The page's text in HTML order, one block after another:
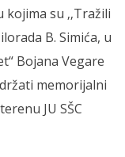
su ‚‚Tražili
B. Simića, u
Bojana Vegare
memorijalni
JU SŠC